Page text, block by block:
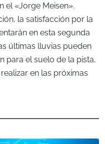
el «Jorge Meisen».
la satisfacción por la
en esta segunda
últimas lluvias pueden
para el suelo de la pista,
en las próximas